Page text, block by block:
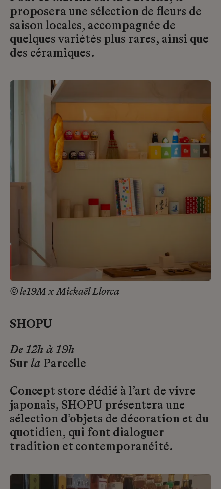
proposera une sélection de fleurs de
saison locales, accompagnée de
quelques variétés plus rares, ainsi que
des céramiques.
© le19M x Mickaël Llorca
SHOPU
De 12h à 19h
Sur la Parcelle
Concept store dédié à l’art de vivre
japonais, SHOPU présentera une
sélection d’objets de décoration et du
quotidien, qui font dialoguer
tradition et contemporanéité.